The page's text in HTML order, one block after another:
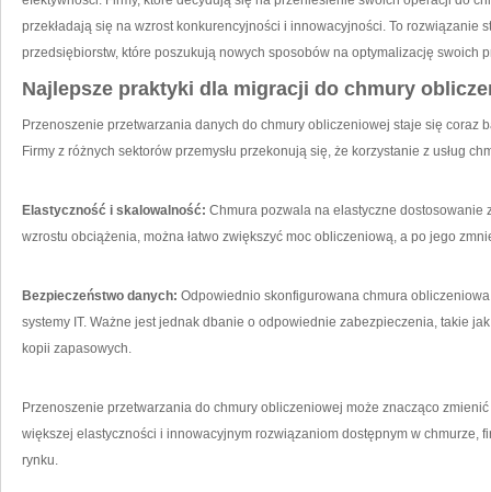
przekładają się na wzrost konkurencyjności ‍i innowacyjności. To rozwiązanie
przedsiębiorstw, które⁤ poszukują nowych sposobów na‌ optymalizację swoich
Najlepsze praktyki⁣ dla‌ migracji do chmury
Przenoszenie przetwarzania danych do chmury obliczeniowej staje się⁤ coraz
Firmy ‍z różnych sektorów przemysłu przekonują‌ się, że korzystanie z usług
Elastyczność i skalowalność: Chmura pozwala na elastyczne dostosowanie
‌wzrostu obciążenia, można łatwo‌ zwiększyć moc obliczeniową, ⁣a po⁣ jego
Bezpieczeństwo danych: ‍Odpowiednio skonfigurowana‍ chmura
systemy IT. Ważne jest jednak dbanie o odpowiednie‌ zabezpieczenia, takie
kopii zapasowych.
Przenoszenie przetwarzania do chmury obliczeniowej może znacząco
większej elastyczności ‍i innowacyjnym rozwiązaniom dostępnym w chmurze,​
⁣rynku.